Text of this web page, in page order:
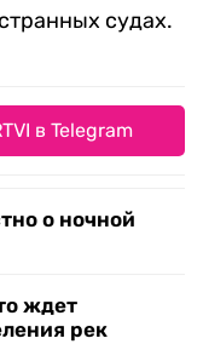
судах.
в Telegram
о ночной
ждет
рек